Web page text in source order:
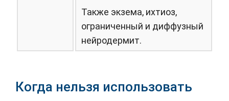
Также экзема, ихтиоз,
ограниченный и диффузный
нейродермит.
Когда нельзя использовать